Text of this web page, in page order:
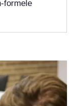
formele